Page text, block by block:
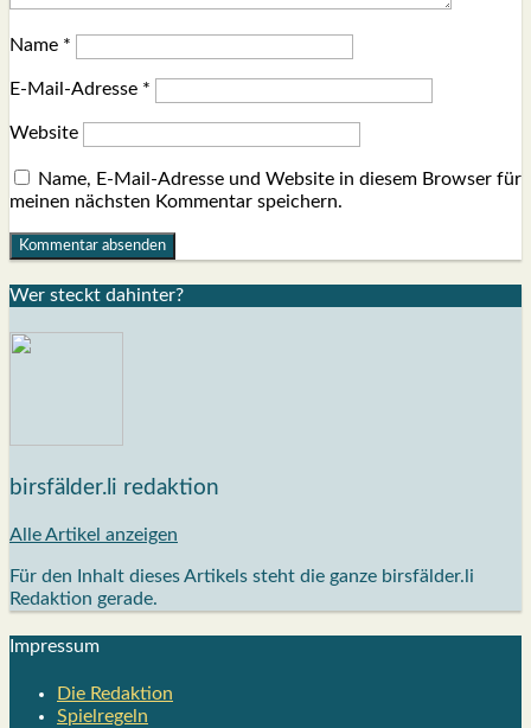
Name *
E-Mail-Adresse *
Website
Name, E-Mail-Adresse und Website in diesem Browser für
meinen nächsten Kommentar speichern.
Wer steckt dahin­ter?
birsfälder.li redaktion
Alle Artikel anzeigen
Für den Inhalt dieses Artikels steht die ganze birsfälder.li
Redaktion gerade.
Impres­sum
Die Redak­ti­on
Spiel­re­geln